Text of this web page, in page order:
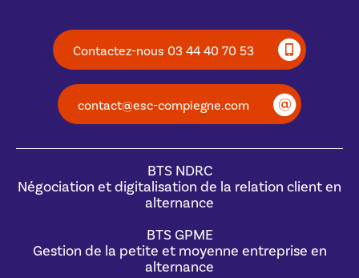
Contactez-nous 03 44 40 70 53
contact@esc-compiegne.com
BTS NDRC
Négociation et digitalisation de la relation client en
alternance
BTS GPME
Gestion de la petite et moyenne entreprise en
alternance